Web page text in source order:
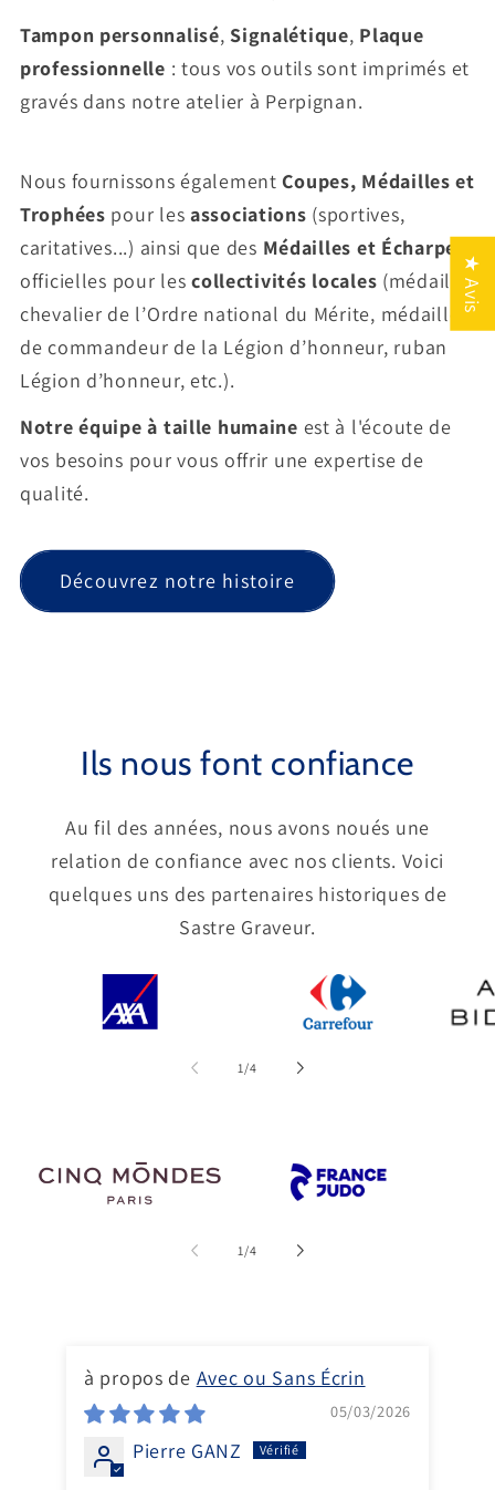
Tampon personnalisé,Signalétique, Plaque
professionnelle : tous vos outils sont imprimés et
gravés dans notre atelier à Perpignan.
Nous fournissons également Coupes, Médailles et
Trophées pour les associations (sportives,
caritatives...) ainsi que des Médailles et Écharpes
officielles pour lescollectivités locales (médaille
chevalier de l’Ordre national du Mérite, médaille
de commandeur de la Légion d’honneur, ruban
Légion d’honneur, etc.).
Notre équipe à taille humaine est à l'écoute de
vos besoins pour vous offrir une expertise de
qualité.
Découvrez notre histoire
Ils nous font confiance
Au fil des années, nous avons noués une
relation de confiance avec nos clients. Voici
quelques uns des partenaires historiques de
Sastre Graveur.
1 /de
4
1/de
4
Avec ou Sans Écrin
05/03/2026
Pierre GANZ
★ Avis